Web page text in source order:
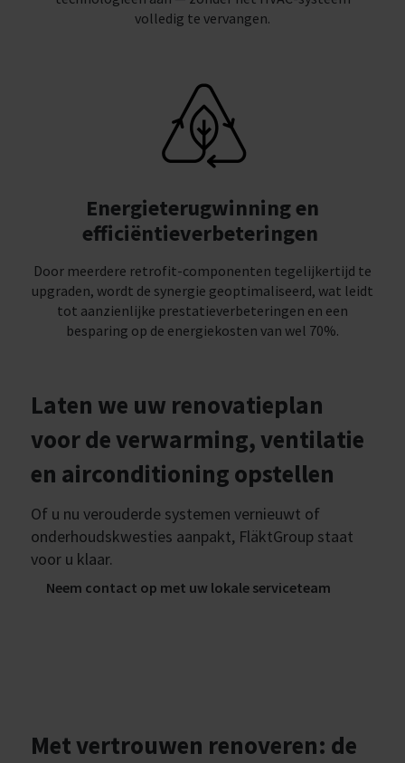
volledig te vervangen.
Energieterugwinning en
efficiëntieverbeteringen
Door meerdere retrofit-componenten tegelijkertijd te
upgraden, wordt de synergie geoptimaliseerd, wat leidt
tot aanzienlijke prestatieverbeteringen en een
besparing op de energiekosten van wel 70%.
Laten we uw renovatieplan
voor de verwarming, ventilatie
en airconditioning opstellen
Of u nu verouderde systemen vernieuwt of
onderhoudskwesties aanpakt, FläktGroup staat
voor u klaar.
Neem contact op met uw lokale serviceteam
Met vertrouwen renoveren: de